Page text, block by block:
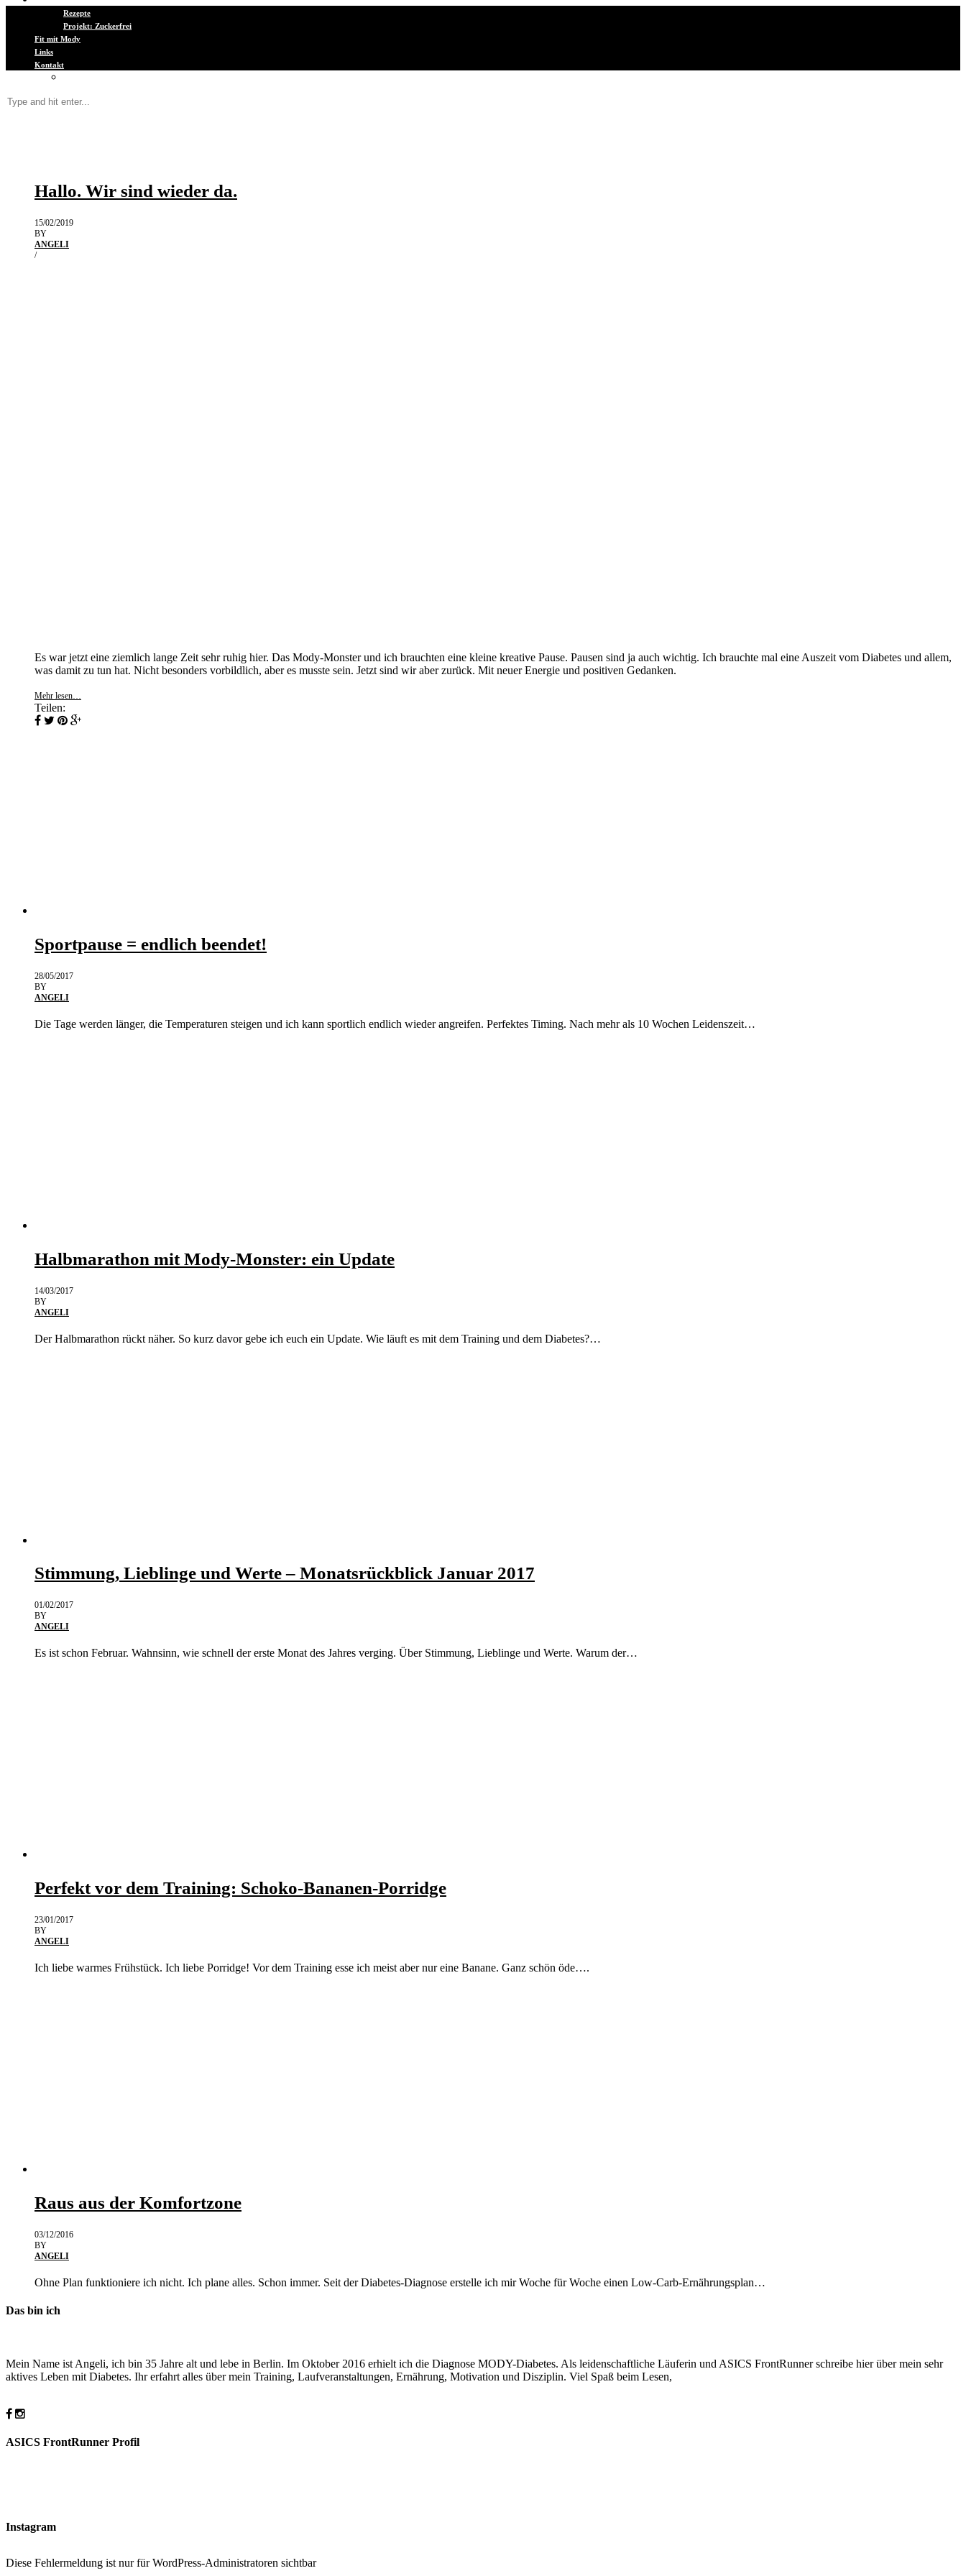
Rezepte
Projekt: Zuckerfrei
Fit mit Mody
Links
Kontakt
Hallo. Wir sind wieder da.
15/02/2019
BY
ANGELI
/
Es war jetzt eine ziemlich lange Zeit sehr ruhig hier. Das Mody-Monster und ich brauchten eine kleine kreative Pause. Pausen sind ja auch wichtig. Ich brauchte mal eine Auszeit vom Diabetes und allem,
was damit zu tun hat. Nicht besonders vorbildlich, aber es musste sein. Jetzt sind wir aber zurück. Mit neuer Energie und positiven Gedanken.
Mehr lesen…
Teilen:
Sportpause = endlich beendet!
28/05/2017
BY
ANGELI
Die Tage werden länger, die Temperaturen steigen und ich kann sportlich endlich wieder angreifen. Perfektes Timing. Nach mehr als 10 Wochen Leidenszeit…
Halbmarathon mit Mody-Monster: ein Update
14/03/2017
BY
ANGELI
Der Halbmarathon rückt näher. So kurz davor gebe ich euch ein Update. Wie läuft es mit dem Training und dem Diabetes?…
Stimmung, Lieblinge und Werte – Monatsrückblick Januar 2017
01/02/2017
BY
ANGELI
Es ist schon Februar. Wahnsinn, wie schnell der erste Monat des Jahres verging. Über Stimmung, Lieblinge und Werte. Warum der…
Perfekt vor dem Training: Schoko-Bananen-Porridge
23/01/2017
BY
ANGELI
Ich liebe warmes Frühstück. Ich liebe Porridge! Vor dem Training esse ich meist aber nur eine Banane. Ganz schön öde….
Raus aus der Komfortzone
03/12/2016
BY
ANGELI
Ohne Plan funktioniere ich nicht. Ich plane alles. Schon immer. Seit der Diabetes-Diagnose erstelle ich mir Woche für Woche einen Low-Carb-Ernährungsplan…
Das bin ich
Mein Name ist Angeli, ich bin 35 Jahre alt und lebe in Berlin. Im Oktober 2016 erhielt ich die Diagnose MODY-Diabetes. Als leidenschaftliche Läuferin und ASICS FrontRunner schreibe hier über mein sehr
aktives Leben mit Diabetes. Ihr erfahrt alles über mein Training, Laufveranstaltungen, Ernährung, Motivation und Disziplin. Viel Spaß beim Lesen,
ASICS FrontRunner Profil
Instagram
Diese Fehlermeldung ist nur für WordPress-Administratoren sichtbar